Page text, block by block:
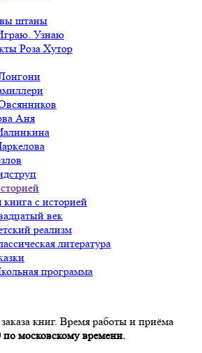
штаны
Узнаю
Роза Хутор
Аня
с историей
век
реализм
литература
программа
книг. Время работы и приёма
по московскому времени.